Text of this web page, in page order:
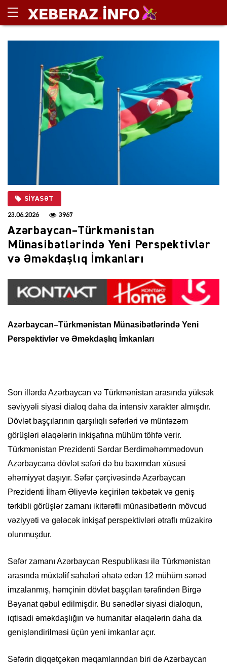
SIYASƏT
23.06.2026 3967
Azərbaycan–Türkmənistan
Münasibətlərində Yeni Perspektivlər
və Əməkdaşlıq İmkanları
Azərbaycan–Türkmənistan Münasibətlərində Yeni
Perspektivlər və Əməkdaşlıq İmkanları
Son illərdə Azərbaycan və Türkmənistan arasında yüksək
səviyyəli siyasi dialoq daha da intensiv xarakter almışdır.
Dövlət başçılarının qarşılıqlı səfərləri və müntəzəm
görüşləri əlaqələrin inkişafına mühüm töhfə verir.
Türkmənistan Prezidenti Sərdar Berdiməhəmmədovun
Azərbaycana dövlət səfəri də bu baxımdan xüsusi
əhəmiyyət daşıyır. Səfər çərçivəsində Azərbaycan
Prezidenti İlham Əliyevlə keçirilən təkbətək və geniş
tərkibli görüşlər zamanı ikitərəfli münasibətlərin mövcud
vəziyyəti və gələcək inkişaf perspektivləri ətraflı müzakirə
olunmuşdur.
Səfər zamanı Azərbaycan Respublikası ilə Türkmənistan
arasında müxtəlif sahələri əhatə edən 12 mühüm sənəd
imzalanmış, həmçinin dövlət başçıları tərəfindən Birgə
Bəyanat qəbul edilmişdir. Bu sənədlər siyasi dialoqun,
iqtisadi əməkdaşlığın və humanitar əlaqələrin daha da
genişləndirilməsi üçün yeni imkanlar açır.
Səfərin diqqətçəkən məqamlarından biri də Azərbaycan